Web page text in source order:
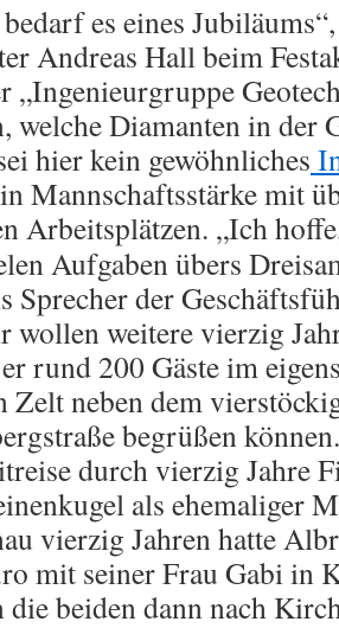
es eines
Andreas Hall beim
„Ingenieurgruppe
welche Diamanten in der
hier kein gewöhnliches
Mannschaftsstärke mit
Arbeitsplätzen. „Ich
Aufgaben übers
Sprecher der
wollen weitere vierzig
rund 200 Gäste im
Zelt neben dem
begrüßen können.
durch vierzig Jahre
als ehemaliger
vierzig Jahren hatte
mit seiner Frau Gabi in
die beiden dann nach